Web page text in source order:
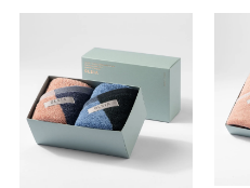
を選んでよかったし他の友
人にもお勧めしたいと感じ
ました。
また、こちら不注意でメー
ルアドレスを誤って入力し